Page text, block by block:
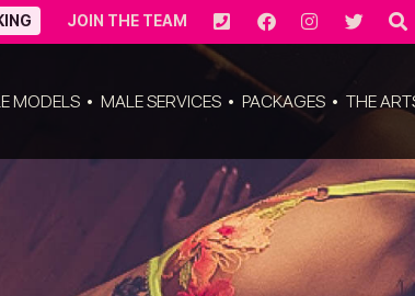
JOIN THE TEAM
MODELS MALE SERVICES PACKAGES THE